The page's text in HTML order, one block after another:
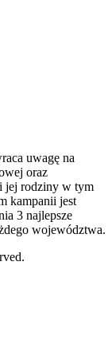
uwagę na
oraz
jej rodziny w tym
kampanii jest
3 najlepsze
województwa.